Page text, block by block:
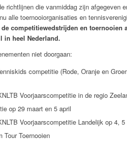
richtlijnen die vanmiddag zijn afgegeven
alle toernooiorganisaties en
competitiewedstrijden en toernooien
in heel Nederland.
niet doorgaan:
competitie (Rode, Oranje en
Voorjaarscompetitie in de regio
op 29 maart en 5 april
Voorjaarscompetitie Landelijk op 4, 5
Tour Toernooien